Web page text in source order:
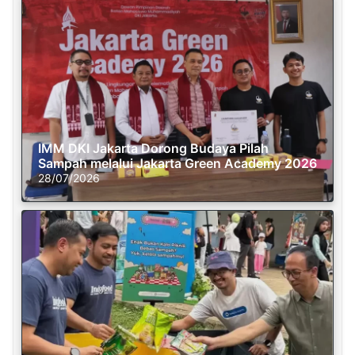
IMM DKI Jakarta Dorong Budaya Pilah
Sampah melalui Jakarta Green Academy 2026
28/07/2026